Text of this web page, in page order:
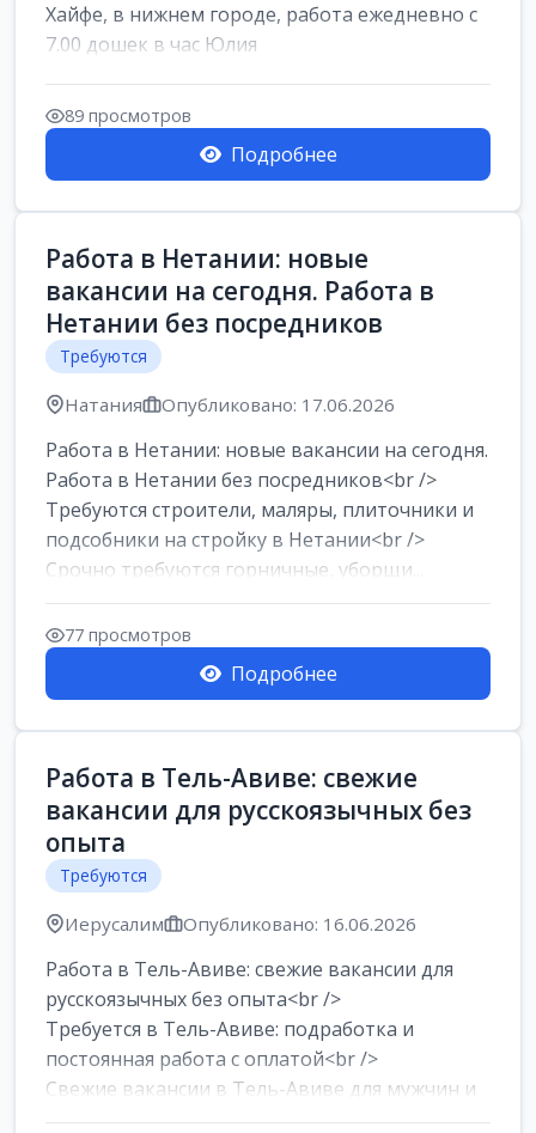
Хайфе, в нижнем городе, работа ежедневно с
7.00 дошек в час Юлия
89 просмотров
Подробнее
Работа в Нетании: новые
вакансии на сегодня. Работа в
Нетании без посредников
Требуются
Натания Опубликовано: 17.06.2026
Работа в Нетании: новые вакансии на сегодня.
Работа в Нетании без посредников<br />
Требуются строители, маляры, плиточники и
подсобники на стройку в Нетании<br />
Срочно требуются горничные, уборщи...
77 просмотров
Подробнее
Работа в Тель-Авиве: свежие
вакансии для русскоязычных без
опыта
Требуются
Иерусалим Опубликовано: 16.06.2026
Работа в Тель-Авиве: свежие вакансии для
русскоязычных без опыта<br />
Требуется в Тель-Авиве: подработка и
постоянная работа с оплатой<br />
Свежие вакансии в Тель-Авиве для мужчин и
женщин от хозя...